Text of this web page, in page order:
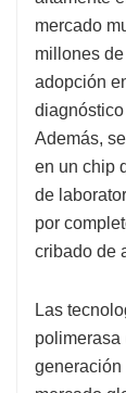
mercado
millones
adopción
Además,
en un chip
de
por
cribado de
Las
polimerasa
generación